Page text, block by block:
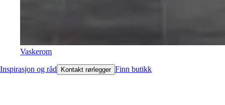
Vaskerom
Inspirasjon og råd Kontakt rørlegger Finn butikk